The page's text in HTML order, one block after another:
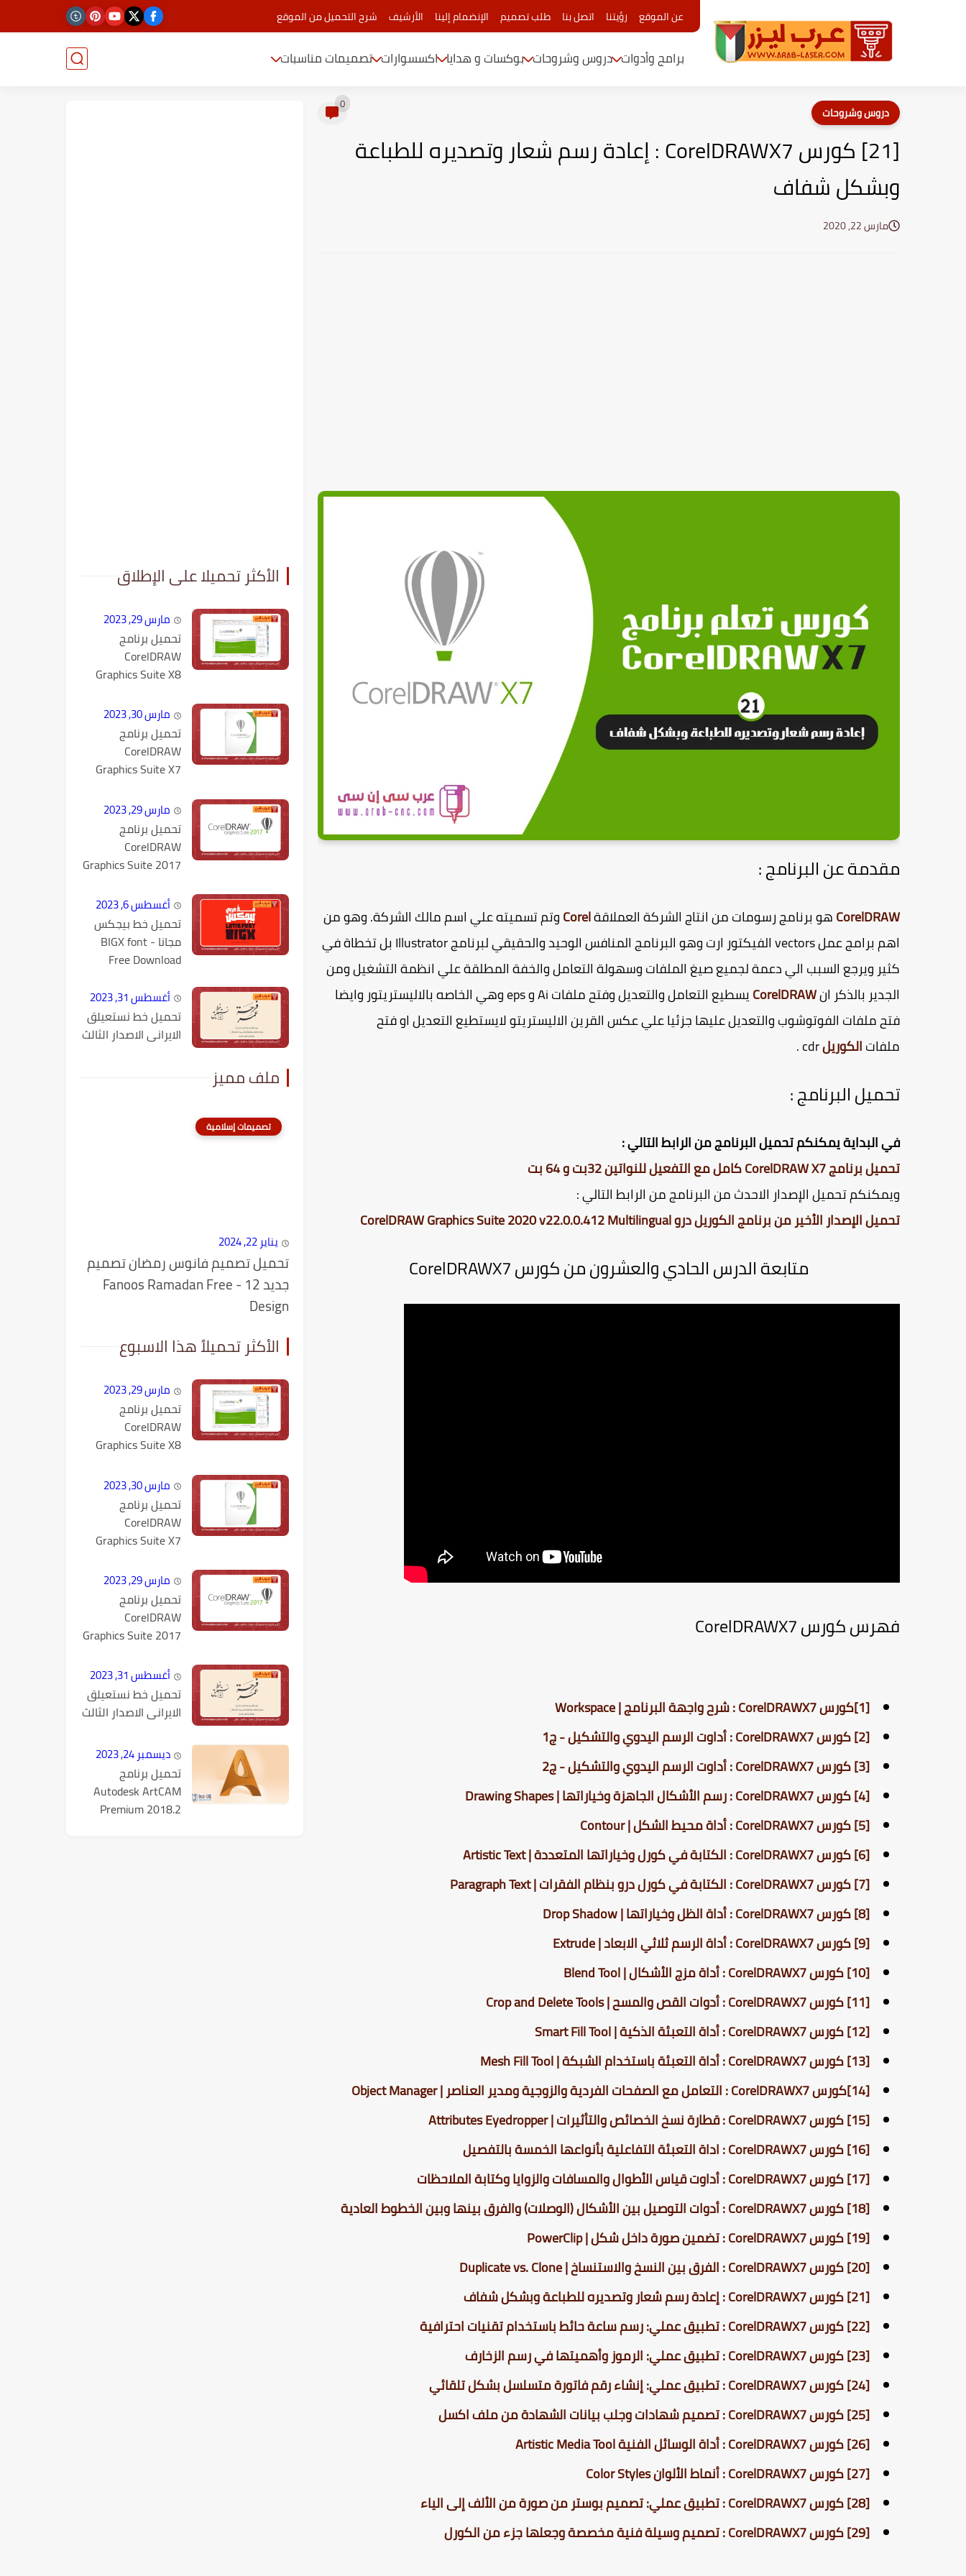
عن الموقع رؤيتنا اتصل بنا طلب تصميم الإنضمام إلينا الأرشيف شرح التحميل من الموقع
برامج وأدوات دروس وشروحات بوكسات و هدايا اكسسوارات تصميمات مناسبات
دروس وشروحات 0
[21] كورس CorelDRAWX7 : إعادة رسم شعار وتصديره للطباعة
وبشكل شفاف
مارس 22, 2020
مقدمة عن البرنامج :
CorelDRAWهو برنامج رسومات من انتاج الشركة العملاقةCorelوتم تسميته علي اسم مالك الشركة. وهو من
اهم برامج عمل vectors الفيكتور ارت وهو البرنامج المنافس الوحيد والحقيقي لبرنامج Illustrator بل تخطاة في
كثير ويرجع السبب الي دعمة لجميع صيغ الملفات وسهولة التعامل والخفة المطلقة علي انظمة التشغيل ومن
الجدير بالذكر انCorelDRAW
يسطيع التعامل والتعديل وفتح ملفات Ai و eps وهي الخاصه بالاليستريتور وايضا
فتح ملفات الفوتوشوب والتعديل عليها جزئيا علي عكس القرين الاليستريتو لايستطيع التعديل او فتح
ملفاتالكوريل
تحميل البرنامج :
في البداية يمكنكم تحميل البرنامج من الرابط التالي :
تحميل برنامج CorelDRAW X7 كامل مع التفعيل للنواتين 32بت و 64 بت
ويمكنكم تحميل الإصدار الاحدث من البرنامج من الرابط التالي :
تحميل الإصدار الأخير من برنامج الكوريل درو CorelDRAW Graphics Suite 2020 v22.0.0.412 Multilingual
متابعة الدرس الحادي والعشرون من كورس CorelDRAWX7
فهرس كورس CorelDRAWX7
[1]كورس CorelDRAWX7 : شرح واجهة البرنامج | Workspace
[2] كورس CorelDRAWX7 : أداوت الرسم اليدوي والتشكيل - ج1
[3] كورس CorelDRAWX7 : أداوت الرسم اليدوي والتشكيل - ج2
[4] كورس CorelDRAWX7 : رسم الأشكال الجاهزة وخياراتها | Drawing Shapes
[5] كورس CorelDRAWX7 : أداة محيط الشكل | Contour
[6] كورس CorelDRAWX7 : الكتابة في كورل وخياراتها المتعددة | Artistic Text
[7] كورس CorelDRAWX7 : الكتابة في كورل درو بنظام الفقرات | Paragraph Text
[8] كورس CorelDRAWX7 : أداة الظل وخياراتها | Drop Shadow
[9] كورس CorelDRAWX7 : أداة الرسم ثلاثي الابعاد | Extrude
[10] كورس CorelDRAWX7 : أداة مزج الأشكال | Blend Tool
[11] كورس CorelDRAWX7 : أدوات القص والمسح | Crop and Delete Tools
[12] كورس CorelDRAWX7 : أداة التعبئة الذكية | Smart Fill Tool
[13] كورس CorelDRAWX7 : أداة التعبئة باستخدام الشبكة | Mesh Fill Tool
[14]كورس CorelDRAWX7 : التعامل مع الصفحات الفردية والزوجية ومدير العناصر | Object Manager
[15] كورس CorelDRAWX7 : قطارة نسخ الخصائص والتأثيرات | Attributes Eyedropper
[16] كورس CorelDRAWX7 : اداة التعبئة التفاعلية بأنواعها الخمسة بالتفصيل
[17] كورس CorelDRAWX7 : أداوت قياس الأطوال والمسافات والزوايا وكتابة الملاحظات
[18] كورس CorelDRAWX7 : أدوات التوصيل بين الأشكال (الوصلات) والفرق بينها وبين الخطوط العادية
[19] كورس CorelDRAWX7 : تضمين صورة داخل شكل | PowerClip
[20] كورس CorelDRAWX7 : الفرق بين النسخ والاستنساخ | Duplicate vs. Clone
[21] كورس CorelDRAWX7 : إعادة رسم شعار وتصديره للطباعة وبشكل شفاف
[22] كورس CorelDRAWX7 : تطبيق عملي: رسم ساعة حائط باستخدام تقنيات احترافية
[23] كورس CorelDRAWX7 : تطبيق عملي: الرموز وأهميتها في رسم الزخارف
[24] كورس CorelDRAWX7 : تطبيق عملي: إنشاء رقم فاتورة متسلسل بشكل تلقائي
[25] كورس CorelDRAWX7 : تصميم شهادات وجلب بيانات الشهادة من ملف اكسل
[26] كورس CorelDRAWX7 : أداة الوسائل الفنية Artistic Media Tool
[27] كورس CorelDRAWX7 : أنماط الألوان Color Styles
[28] كورس CorelDRAWX7 : تطبيق عملي: تصميم بوستر من صورة من الألف إلى الياء
[29] كورس CorelDRAWX7 : تصميم وسيلة فنية مخصصة وجعلها جزء من الكورل
الأكثر تحميلا على الإطلاق
مارس 29, 2023
تحميل برنامج
CorelDRAW
Graphics Suite X8
مارس 30, 2023
تحميل برنامج
CorelDRAW
Graphics Suite X7
مارس 29, 2023
تحميل برنامج
CorelDRAW
Graphics Suite 2017
مع التفعيل
أغسطس 6, 2023
تحميل خط بيجكس
مجانا - BIGX font
Free Download
أغسطس 31, 2023
تحميل خط نستعيلق
الايرانى الاصدار الثالث
ملف مميز
تصميمات إسلامية
يناير 22, 2024
تحميل تصميم فانوس رمضان تصميم
جديد 12 - Fanoos Ramadan Free
Design
الأكثر تحميلاً هذا الاسبوع
مارس 29, 2023
تحميل برنامج
CorelDRAW
Graphics Suite X8
مارس 30, 2023
تحميل برنامج
CorelDRAW
Graphics Suite X7
مارس 29, 2023
تحميل برنامج
CorelDRAW
Graphics Suite 2017
مع التفعيل
أغسطس 31, 2023
تحميل خط نستعيلق
الايرانى الاصدار الثالث
ديسمبر 24, 2023
تحميل برنامج
Autodesk ArtCAM
Premium 2018.2